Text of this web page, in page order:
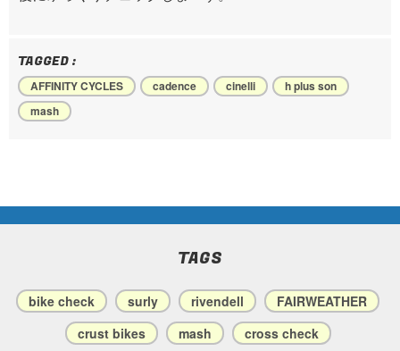
TAGGED :
AFFINITY CYCLES cadence cinelli
h plus son
mash
TAGS
bike check surly rivendell
FAIRWEATHER
crust bikes
mash
cross check